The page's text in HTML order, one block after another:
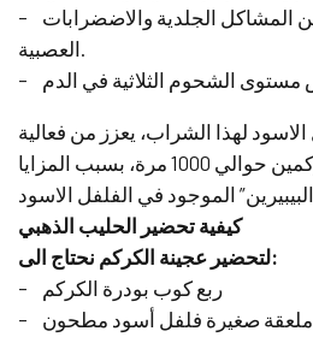
– يساعد في علاج العديد من المشاكل الجلدية والاضضرابات
العصبية.
لهذا الشراب، يعزز من فعالية
التركيبة البيولوجية للكركمين حوالي 1000 مرة، بسبب المزايا
كيفية تحضير الحليب الذهبي
لتحضير عجينة الكركم نحتاج الى:
– ربع كوب بودرة الكركم
صغيرة فلفل أسود مطحون